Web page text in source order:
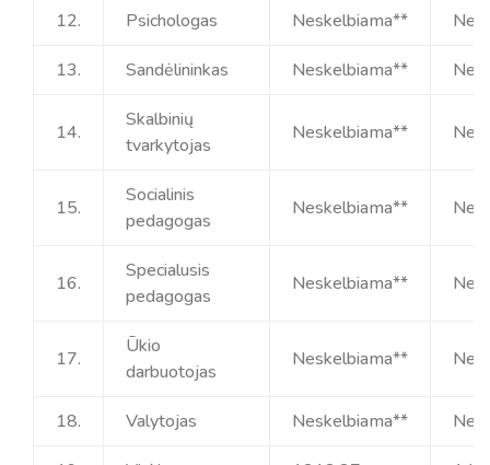
12. Psichologas Neskelbiama**
13. Sandėlininkas Neskelbiama**
14.
Skalbinių
tvarkytojas
Neskelbiama**
15.
Socialinis
pedagogas
Neskelbiama**
16.
Specialusis
pedagogas
Neskelbiama**
17.
Ūkio
darbuotojas
Neskelbiama**
18. Valytojas Neskelbiama**